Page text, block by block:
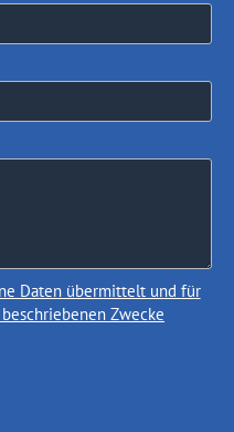
Daten übermittelt und für
Zwecke